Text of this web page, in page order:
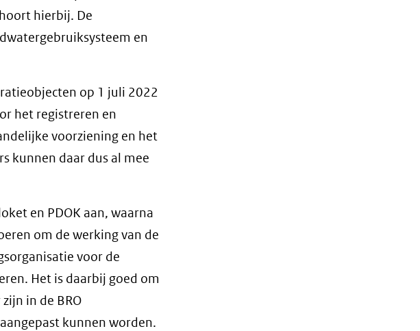
hierbij. De
en
op 1 juli 2022
het registreren en
voorziening en het
kunnen daar dus al mee
en PDOK aan, waarna
om de werking van de
voor de
Het is daarbij goed om
in de BRO
kunnen worden.